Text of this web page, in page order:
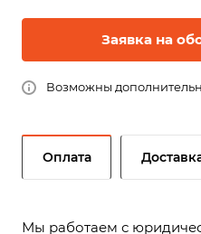
Заявка на
Возможны
Оплата
Мы работаем с